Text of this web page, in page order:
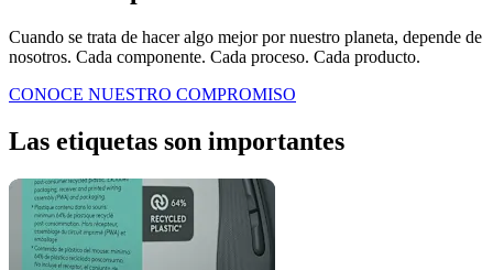
Cuando se trata de hacer algo mejor por nuestro planeta, depende de
nosotros. Cada componente. Cada proceso. Cada producto.
CONOCE NUESTRO COMPROMISO
Las etiquetas son importantes